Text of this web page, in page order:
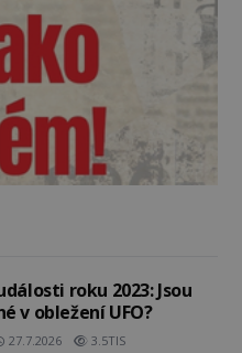
roku 2023: Jsou
v obležení UFO?
27.7.2026 3.5TIS